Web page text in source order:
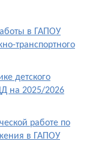
в ГАПОУ
транспортного
детского
на 2025/2026
работе по
в ГАПОУ